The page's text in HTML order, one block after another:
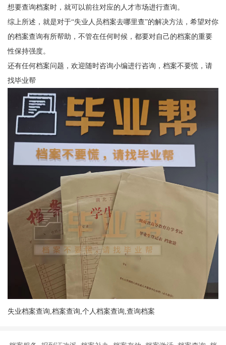
想要查询档案时，就可以前往对应的人才市场进行查询。
综上所述，就是对于“失业人员档案去哪里查”的解决方法，希望对你
的档案查询有所帮助，不管在任何时候，都要对自己的档案的重要
性保持强度。
还有任何档案问题，欢迎随时咨询小编进行咨询，档案不要慌，请
找毕业帮
失业档案查询,档案查询,个人档案查询,查询档案